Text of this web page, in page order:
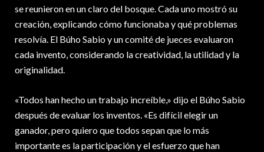
se reunieron en un claro del bosque. Cada uno mostró su
creación, explicando cómo funcionaba y qué problemas
resolvía. El Búho Sabio y un comité de jueces evaluaron
cada invento, considerando la creatividad, la utilidad y la
originalidad.
«Todos han hecho un trabajo increíble,» dijo el Búho Sabio
después de evaluar los inventos. «Es difícil elegir un
ganador, pero quiero que todos sepan que lo más
importante es la participación y el esfuerzo que han